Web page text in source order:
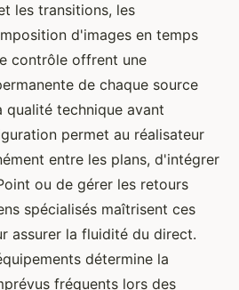
les transitions, les
d'images en temps
contrôle offrent une
de chaque source
qualité technique avant
permet au réalisateur
entre les plans, d'intégrer
ou de gérer les retours
spécialisés maîtrisent ces
assurer la fluidité du direct.
détermine la
fréquents lors des